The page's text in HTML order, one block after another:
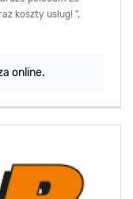
koszty usług! ",
online.